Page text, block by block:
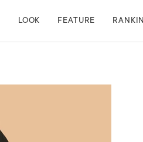
LOOK FEATURE